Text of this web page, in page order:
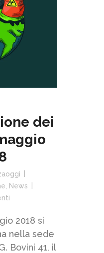
dei
News
2018 si
nella sede
Bovini 41, il